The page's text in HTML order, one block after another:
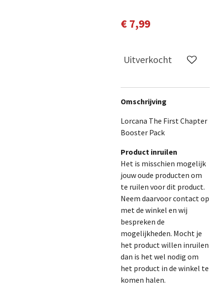
€ 7,99
Uitverkocht
Omschrijving
Lorcana The First Chapter
Booster Pack
Product inruilen
Het is misschien mogelijk
jouw oude producten om
te ruilen voor dit product.
Neem daarvoor contact op
met de winkel en wij
bespreken de
mogelijkheden. Mocht je
het product willen inruilen
dan is het wel nodig om
het product in de winkel te
komen halen.